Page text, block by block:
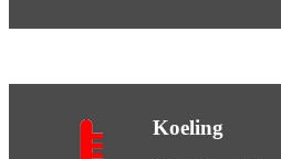
Koeling